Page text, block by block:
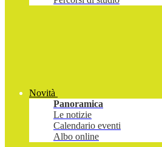
Novità
Panoramica
Le notizie
Calendario eventi
Albo online